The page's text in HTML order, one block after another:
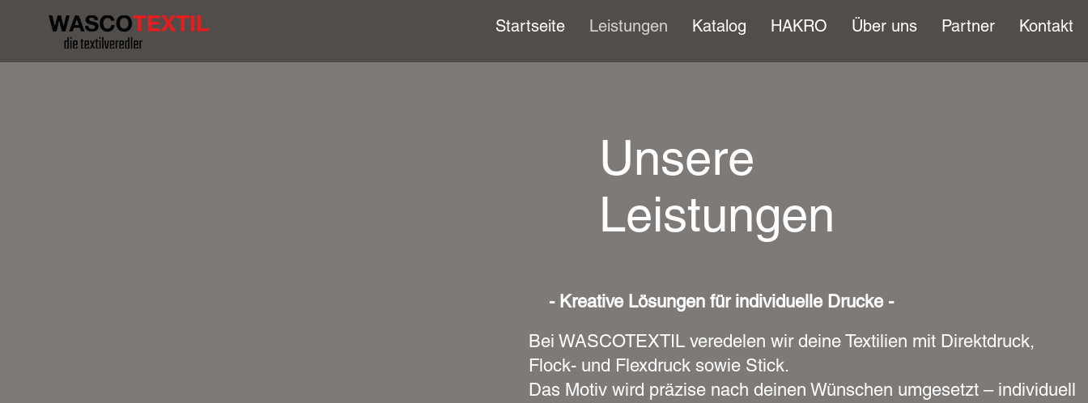
Startseite Leistungen Katalog HAKRO Über uns Partner Kontakt
Unsere
Leistungen
- Kreative Lösungen für individuelle Drucke -
Bei WASCOTEXTIL veredelen wir deine Textilien mit Direktdruck,
Flock- und Flexdruck sowie Stick.
Das Motiv wird präzise nach deinen Wünschen umgesetzt – individuell